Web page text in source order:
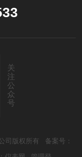
关
注
公
众
号
司版权所有 备案号：